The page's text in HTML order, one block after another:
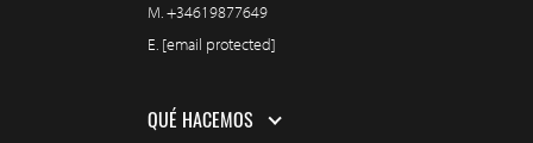
M.+34619877649
E. [email protected]
QUÉ HACEMOS